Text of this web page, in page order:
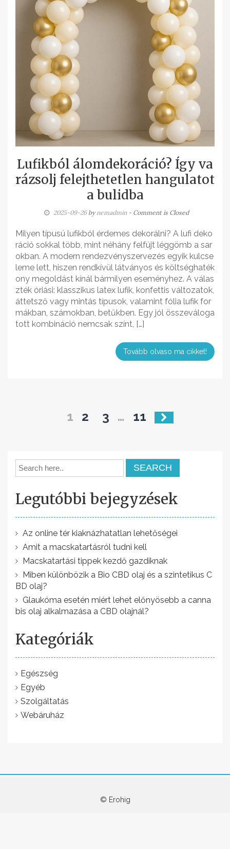
Lufikból álomdekoráció? Így va
rázsolj felejthetetlen hangulatot
a bulidba
2025-09-26bynemadmin - Comment is Closed
Milyen típusú lufikból érdemes dekorálni? A lufi deko
ráció sokkal több, mint néhány felfújt léggömb a sar
okban. A modern rendezvényszervezés egyik kulcse
leme lett, hiszen rendkívül látványos és költséghaték
ony megoldást kínál bármilyen eseményhez. A válas
zték óriási: klasszikus latex lufik, konfettis változatok,
áttetsző vagy mintás típusok, valamint fólia lufik for
mákban, számokban, betűkben. Egy jól összeváloga
tott kombináció nemcsak színt, […]
Tovább olvaso ma cikket!
e
g
y
z
é
s
e
k
a
p
o
z
á
s
a
1 2 3 … 11
Legutóbbi bejegyzések
Az online tér kiaknázhatatlan lehetőségei
Amit a macskatartásról tudni kell
Macskatartási tippek kezdő gazdiknak
Miben különbözik a Bio CBD olaj és a szintetikus C
BD olaj?
Glaukóma esetén miért lehet előnyösebb a canna
bis olaj alkalmazása a CBD olajnál?
Kategóriák
Egészség
Egyéb
Szolgáltatás
Webáruház
© Erohig